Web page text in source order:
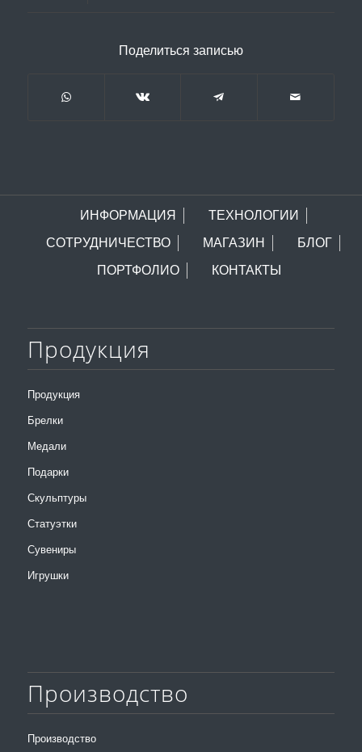
Поделиться записью
ИНФОРМАЦИЯ
ТЕХНОЛОГИИ
СОТРУДНИЧЕСТВО
МАГАЗИН
БЛОГ
ПОРТФОЛИО
КОНТАКТЫ
Продукция
Продукция
Брелки
Медали
Подарки
Скульптуры
Статуэтки
Сувениры
Игрушки
Производство
Производство